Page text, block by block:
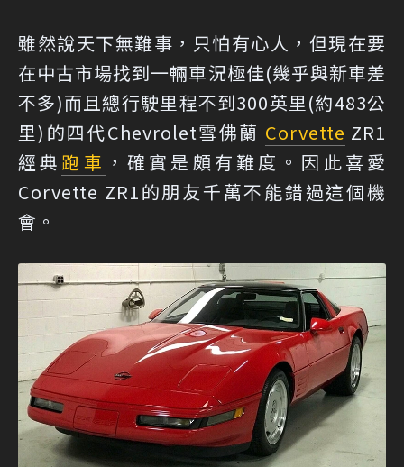
雖然說天下無難事，只怕有心人，但現在要
在中古市場找到一輛車況極佳(幾乎與新車差
不多)而且總行駛里程不到300英里(約483公
里)的四代Chevrolet雪佛蘭 Corvette ZR1
經典 跑車 ，確實是頗有難度。因此喜愛
Corvette ZR1的朋友千萬不能錯過這個機
會。